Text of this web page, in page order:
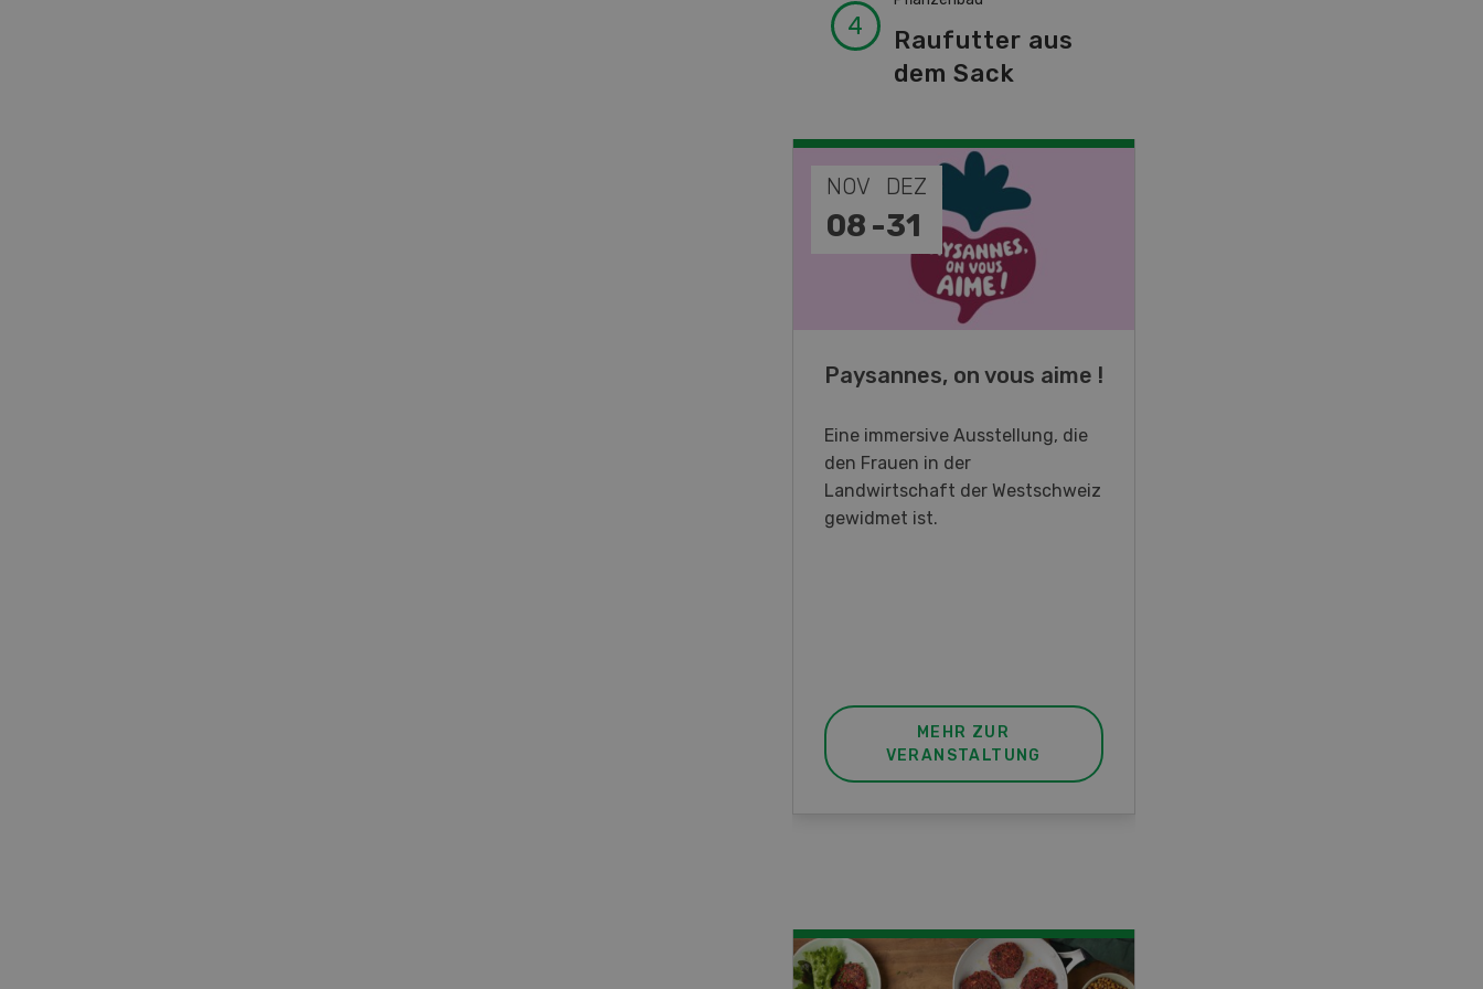
Raufutter aus
dem Sack
NOV
08 -
DEZ
31
Paysannes, on vous aime !
Eine immersive Ausstellung, die
den Frauen in der
Landwirtschaft der Westschweiz
gewidmet ist.
MEHR ZUR
VERANSTALTUNG